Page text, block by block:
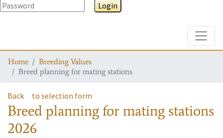
Login
Home
Breeding Values
Breed planning for mating stations
Back to selection form
Breed planning for mating stations
2026